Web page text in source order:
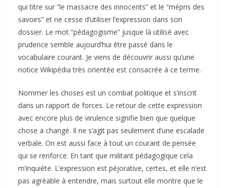
qui titre sur “le massacre des innocents” et le “mépris des
savoirs” et ne cesse d’utiliser l’expression dans son
dossier. Le mot “pédagogisme” jusque là utilisé avec
prudence semble aujourd’hui être passé dans le
vocabulaire courant. Je viens de découvrir aussi qu’une
notice Wikipédia très orientée est consacrée à ce terme.
Nommer les choses est un combat politique et s’inscrit
dans un rapport de forces. Le retour de cette expression
avec encore plus de virulence signifie bien que quelque
chose a changé. Il ne s’agit pas seulement d’une escalade
verbale. On est aussi face à tout un courant de pensée
qui se renforce. En tant que militant pédagogique cela
m’inquiète. L’expression est péjorative, certes, et elle n’est
pas agréable à entendre, mais surtout elle montre que le